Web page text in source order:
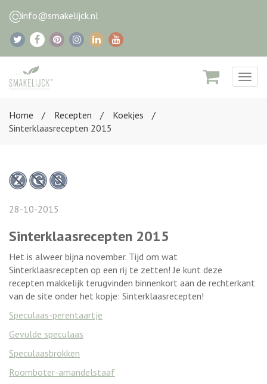
info@smakelijck.nl
Home
Recepten
Koekjes
Sinterklaasrecepten 2015
28-10-2015
Sinterklaasrecepten 2015
Het is alweer bijna november. Tijd om wat
Sinterklaasrecepten op een rij te zetten! Je kunt deze
recepten makkelijk terugvinden binnenkort aan de rechterkant
van de site onder het kopje: Sinterklaasrecepten!
Speculaas-perentaartje
Gevulde speculaas
Speculaasbrokken
Roomboter-amandelstaaf